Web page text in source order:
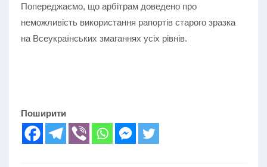
Попереджаємо, що арбітрам доведено про
неможливість використання рапортів старого зразка
на Всеукраїнських змаганнях усіх рівнів.
Поширити